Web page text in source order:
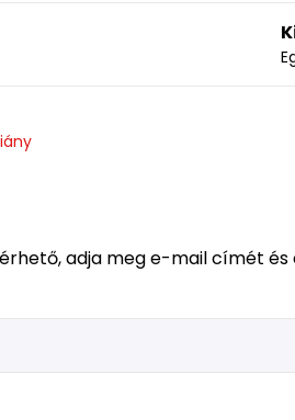
adja meg e-mail címét és